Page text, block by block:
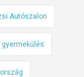
Autószalon
gyermekülés